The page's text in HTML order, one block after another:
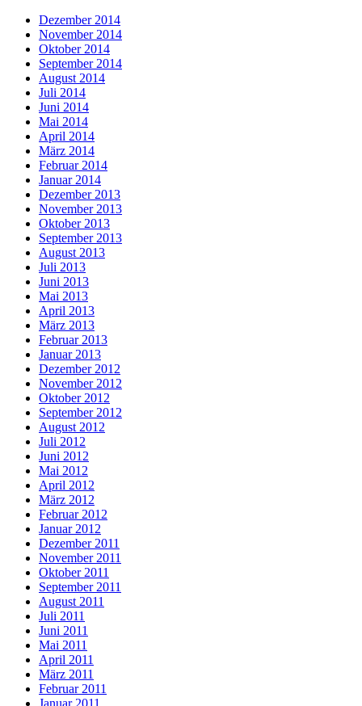
Dezember 2014
November 2014
Oktober 2014
September 2014
August 2014
Juli 2014
Juni 2014
Mai 2014
April 2014
März 2014
Februar 2014
Januar 2014
Dezember 2013
November 2013
Oktober 2013
September 2013
August 2013
Juli 2013
Juni 2013
Mai 2013
April 2013
März 2013
Februar 2013
Januar 2013
Dezember 2012
November 2012
Oktober 2012
September 2012
August 2012
Juli 2012
Juni 2012
Mai 2012
April 2012
März 2012
Februar 2012
Januar 2012
Dezember 2011
November 2011
Oktober 2011
September 2011
August 2011
Juli 2011
Juni 2011
Mai 2011
April 2011
März 2011
Februar 2011